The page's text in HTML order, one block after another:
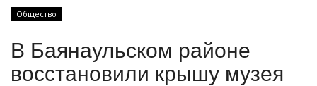
ПАВЛОДАРСКАЯ ОБЛАСТЬ
Общество
В Баянаульском районе
восстановили крышу музея